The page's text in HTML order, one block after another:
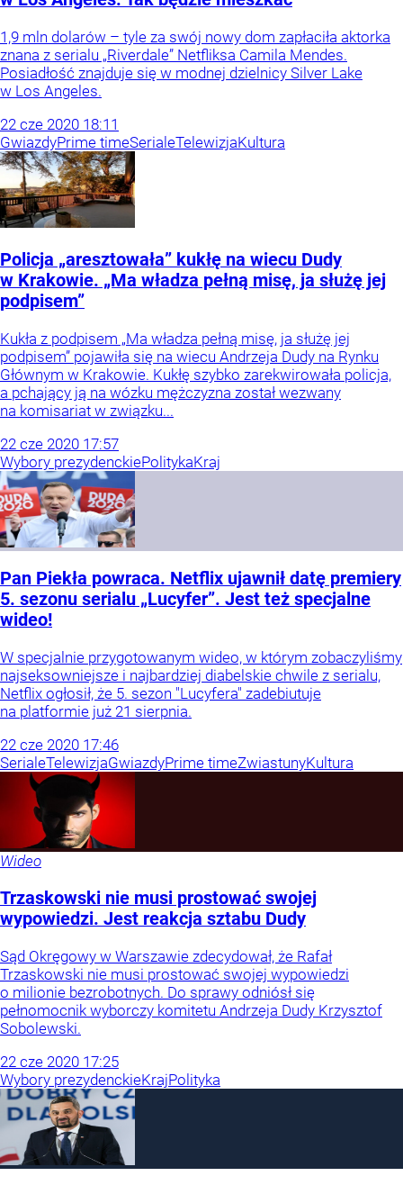
1,9 mln dolarów – tyle za swój nowy dom zapłaciła aktorka
znana z serialu „Riverdale” Netfliksa Camila Mendes.
Posiadłość znajduje się w modnej dzielnicy Silver Lake
w Los Angeles.
22 cze 2020 18:11
GwiazdyPrime timeSerialeTelewizjaKultura
Policja „aresztowała” kukłę na wiecu Dudy
w Krakowie. „Ma władza pełną misę, ja służę jej
podpisem”
Kukła z podpisem „Ma władza pełną misę, ja służę jej
podpisem” pojawiła się na wiecu Andrzeja Dudy na Rynku
Głównym w Krakowie. Kukłę szybko zarekwirowała policja,
a pchający ją na wózku mężczyzna został wezwany
na komisariat w związku...
22 cze 2020 17:57
Wybory prezydenckiePolitykaKraj
Pan Piekła powraca. Netflix ujawnił datę premiery
5. sezonu serialu „Lucyfer”. Jest też specjalne
wideo!
W specjalnie przygotowanym wideo, w którym zobaczyliśmy
najseksowniejsze i najbardziej diabelskie chwile z serialu,
Netflix ogłosił, że 5. sezon "Lucyfera" zadebiutuje
na platformie już 21 sierpnia.
22 cze 2020 17:46
SerialeTelewizjaGwiazdyPrime timeZwiastunyKultura
Wideo
Trzaskowski nie musi prostować swojej
wypowiedzi. Jest reakcja sztabu Dudy
Sąd Okręgowy w Warszawie zdecydował, że Rafał
Trzaskowski nie musi prostować swojej wypowiedzi
o milionie bezrobotnych. Do sprawy odniósł się
pełnomocnik wyborczy komitetu Andrzeja Dudy Krzysztof
Sobolewski.
22 cze 2020 17:25
Wybory prezydenckieKrajPolityka